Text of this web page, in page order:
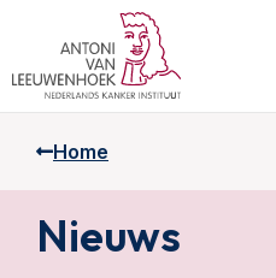
Home
Nieuws